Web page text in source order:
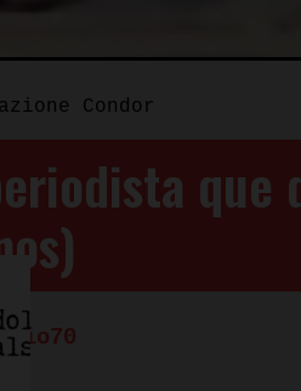
Condor